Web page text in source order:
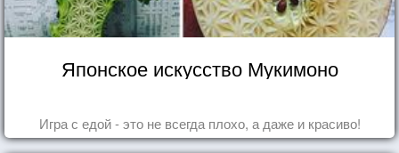
Японское искусство Мукимоно
Игра с едой - это не всегда плохо, а даже и красиво!